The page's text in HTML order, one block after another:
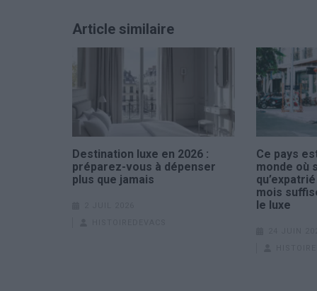
Article similaire
Destination luxe en 2026 :
préparez-vous à dépenser
plus que jamais
Ce pays
monde où
mois
le luxe